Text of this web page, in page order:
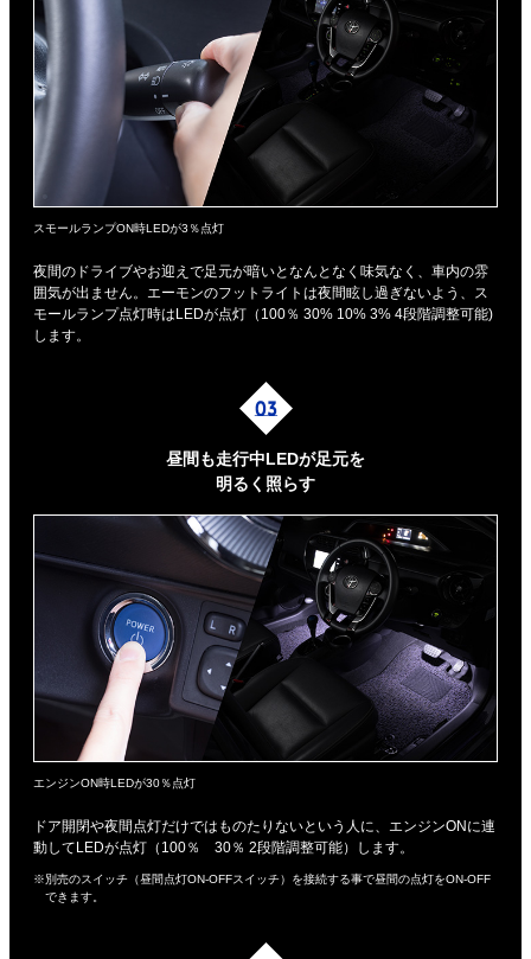
スモールランプON時LEDが3％点灯
夜間のドライブやお迎えで足元が暗いとなんとなく味気なく、車内の雰
囲気が出ません。エーモンのフットライトは夜間眩し過ぎないよう、ス
モールランプ点灯時はLEDが点灯（100％ 30% 10% 3% 4段階調整可能)
します。
昼間も走行中LEDが足元を
明るく照らす
エンジンON時LEDが30％点灯
ドア開閉や夜間点灯だけではものたりないという人に、エンジンONに連
動してLEDが点灯（100％ 30％ 2段階調整可能）します。
※別売のスイッチ（昼間点灯ON-OFFスイッチ）を接続する事で昼間の点灯をON-OFF
できます。